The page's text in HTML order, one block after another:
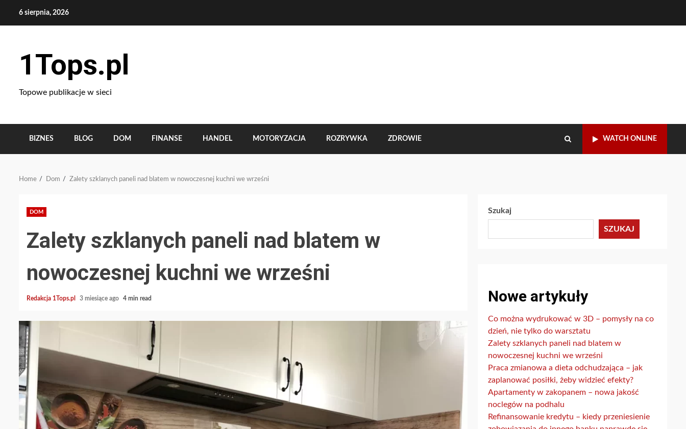
6 sierpnia, 2026
1Tops.pl
Topowe publikacje w sieci
BIZNES BLOG DOM FINANSE HANDEL MOTORYZACJA ROZRYWKA ZDROWIE WATCH ONLINE
Home Dom Zalety szklanych paneli nad blatem w nowoczesnej kuchni we wrześni
DOM
Zalety szklanych paneli nad blatem w
nowoczesnej kuchni we wrześni
Redakcja 1Tops.pl 3 miesiące ago 4 min read
Szukaj
SZUKAJ
Nowe artykuły
Co można wydrukować w 3D – pomysły na co
dzień, nie tylko do warsztatu
Zalety szklanych paneli nad blatem w
nowoczesnej kuchni we wrześni
Praca zmianowa a dieta odchudzająca – jak
zaplanować posiłki, żeby widzieć efekty?
Apartamenty w zakopanem – nowa jakość
noclegów na podhalu
Refinansowanie kredytu – kiedy przeniesienie